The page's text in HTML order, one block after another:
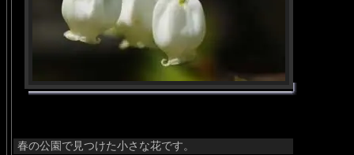
春の公園で見つけた小さな花です。